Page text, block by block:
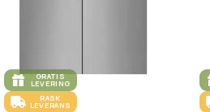
GRATIS
LEVERING
RASK
LEVERANS